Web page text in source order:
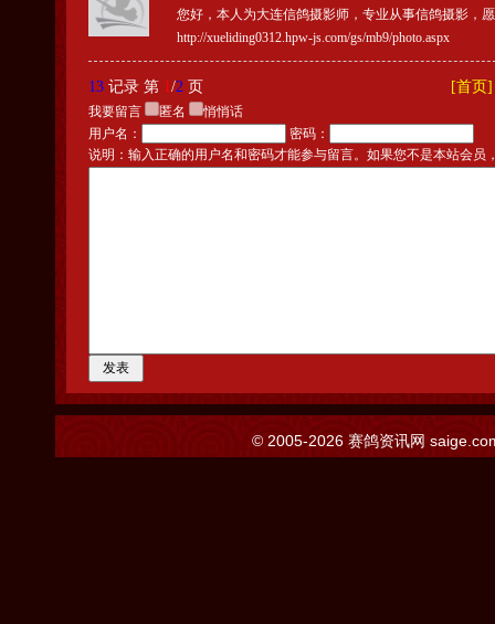
您好，本人为大连信鸽摄影师，专业从事信鸽摄影，
http://xueliding0312.hpw-js.com/gs/mb9/photo.aspx
13 记录 第 1/2 页 [首页]
我要留言 匿名
悄悄话
用户名：
密码：
说明：输入正确的用户名和密码才能参与留言。如果您不是本站会员
© 2005-2026 赛鸽资讯网